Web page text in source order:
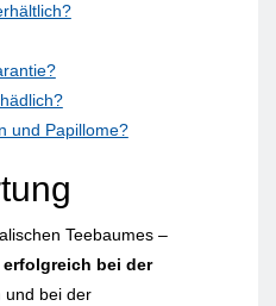
und Papillome?
Teebaumes –
erfolgreich bei der
und bei der